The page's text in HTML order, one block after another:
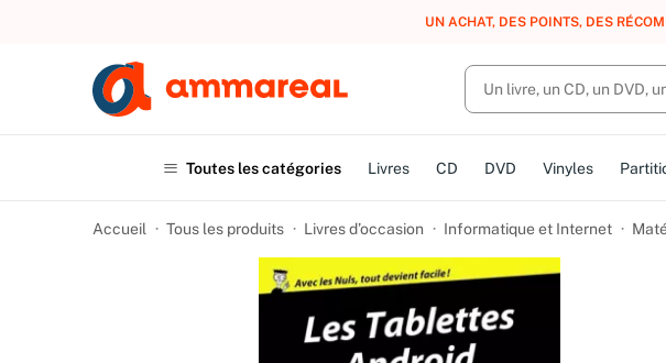
UN ACHAT, DES POINTS, DES
Toutes les catégories Livres CD DVD Vinyles
Accueil Tous les produits Livres d’occasion Informatique et Internet